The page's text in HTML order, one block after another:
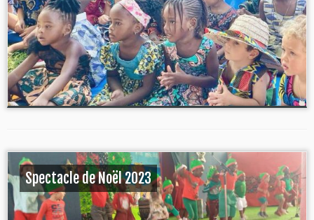
Spectacle de Noël 2023